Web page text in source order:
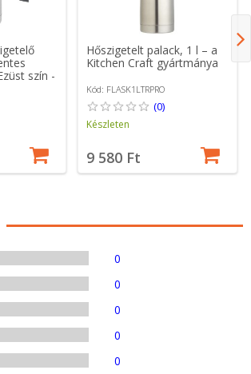
szín -
Hőszigetelt palack, 1 l – a
Kitchen Craft gyártmánya
Kód: FLASK1LTRPRO
(0)
Készleten
9 580 Ft
0
0
0
0
0